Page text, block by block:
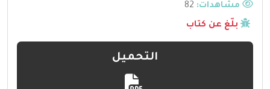
مشاهدات:
بلّغ عن كتاب
التحميل